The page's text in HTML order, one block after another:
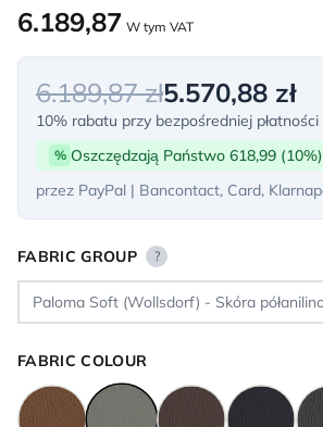
6.189,87 W tym VAT
6.189,87 zł5.570,88 zł
10% rabatu przy bezpośredniej płatności
% Oszczędzają Państwo 618,99 (10%)
przez PayPal | Bancontact, Card,
FABRIC GROUP ?
FABRIC COLOUR